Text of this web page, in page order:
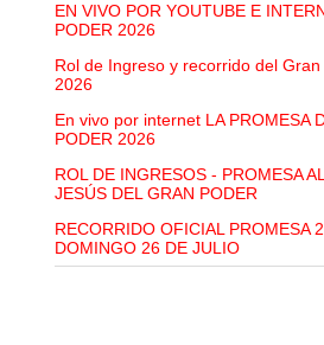
EN VIVO POR YOUTUBE E
PODER 2026
Rol de Ingreso y recorrido del
2026
En vivo por internet LA PROMESA
PODER 2026
ROL DE INGRESOS - PROMESA
JESÚS DEL GRAN PODER
RECORRIDO OFICIAL PROMESA
DOMINGO 26 DE JULIO